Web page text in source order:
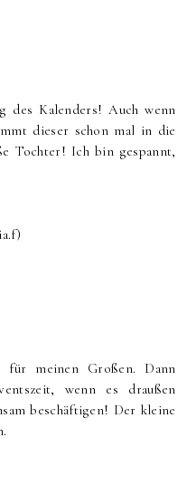
des Kalenders! Auch wenn
dieser schon mal in die
Tochter! Ich bin gespannt,
meinen Großen. Dann
wenn es draußen
beschäftigen! Der kleine